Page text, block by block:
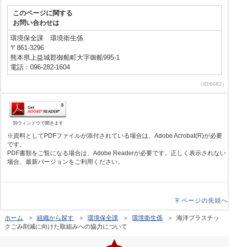
このページに関する
お問い合わせは
環境保全課 環境衛生係
〒861-3296
熊本県上益城郡御船町大字御船995-1
電話：096-282-1604
（ID:6082）
別ウィンドウで開きます
※資料としてPDFファイルが添付されている場合は、Adobe Acrobat(R)が必要
です。
PDF書類をご覧になる場合は、Adobe Readerが必要です。正しく表示されない
場合、最新バージョンをご利用ください。
ページの先頭へ
ホーム ＞組織から探す ＞環境保全課 ＞環境衛生係 ＞ 海洋プラスチッ
クごみ削減に向けた取組みへの協力について